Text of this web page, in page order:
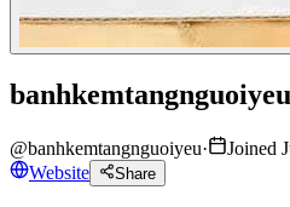
banhkemtangnguoiyeu
@banhkemtangnguoiyeu·
Joined
Website
Share